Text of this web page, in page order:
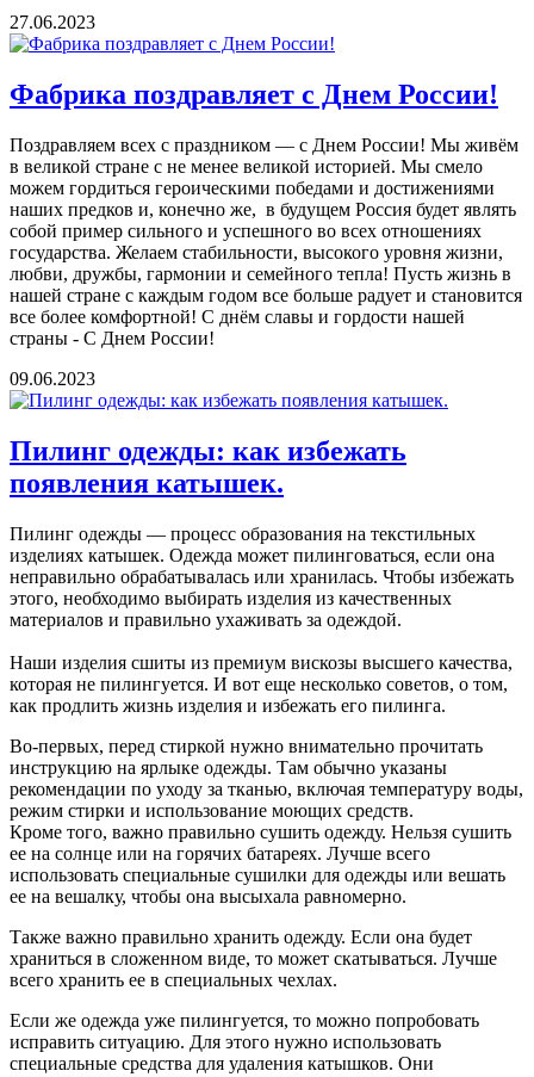
27.06.2023
Фабрика поздравляет с Днем России!
Поздравляем всех с праздником — с Днем России! Мы живём
в великой стране с не менее великой историей. Мы смело
можем гордиться героическими победами и достижениями
наших предков и, конечно же, в будущем Россия будет являть
собой пример сильного и успешного во всех отношениях
государства. Желаем стабильности, высокого уровня жизни,
любви, дружбы, гармонии и семейного тепла! Пусть жизнь в
нашей стране с каждым годом все больше радует и становится
все более комфортной! С днём славы и гордости нашей
страны - С Днем России!
09.06.2023
Пилинг одежды: как избежать
появления катышек.
Пилинг одежды — процесс образования на текстильных
изделиях катышек. Одежда может пилинговаться, если она
неправильно обрабатывалась или хранилась. Чтобы избежать
этого, необходимо выбирать изделия из качественных
материалов и правильно ухаживать за одеждой.
Наши изделия сшиты из премиум вискозы высшего качества,
которая не пилингуется. И вот еще несколько советов, о том,
как продлить жизнь изделия и избежать его пилинга.
Во-первых, перед стиркой нужно внимательно прочитать
инструкцию на ярлыке одежды. Там обычно указаны
рекомендации по уходу за тканью, включая температуру воды,
режим стирки и использование моющих средств.
Кроме того, важно правильно сушить одежду. Нельзя сушить
ее на солнце или на горячих батареях. Лучше всего
использовать специальные сушилки для одежды или вешать
ее на вешалку, чтобы она высыхала равномерно.
Также важно правильно хранить одежду. Если она будет
храниться в сложенном виде, то может скатываться. Лучше
всего хранить ее в специальных чехлах.
Если же одежда уже пилингуется, то можно попробовать
исправить ситуацию. Для этого нужно использовать
специальные средства для удаления катышков. Они